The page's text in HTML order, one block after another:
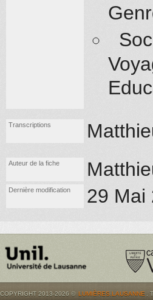
Transcriptions
Auteur de la fiche
Dernière modification 29 Mai
COPYRIGHT 2013-2026 © LUMIÈRES.LAUSANNE .